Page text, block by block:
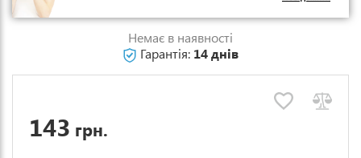
Немає в наявності
Гарантія: 14 днів
143 грн.